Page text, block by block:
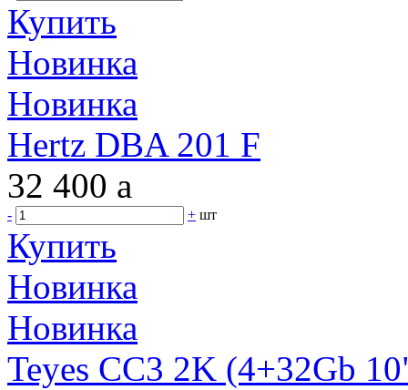
Купить
Новинка
Новинка
Hertz DBA 201 F
32 400 a
- + шт
Купить
Новинка
Новинка
Teyes CC3 2K (4+32Gb